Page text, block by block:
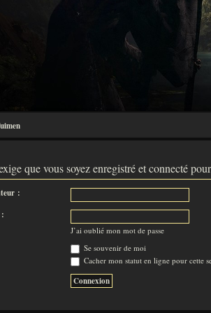
que vous soyez enregistré et connecté
:
:
J’ai oublié mon mot de passe
Se souvenir de moi
Cacher mon statut en ligne pour cette